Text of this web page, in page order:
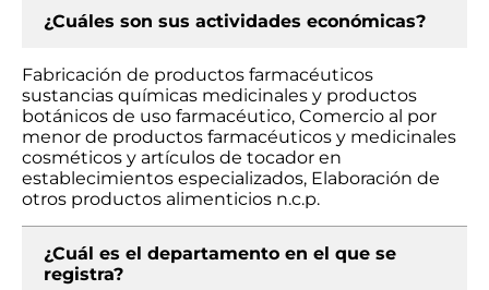
¿Cuáles son sus actividades económicas?
Fabricación de productos farmacéuticos
sustancias químicas medicinales y productos
botánicos de uso farmacéutico, Comercio al por
menor de productos farmacéuticos y medicinales
cosméticos y artículos de tocador en
establecimientos especializados, Elaboración de
otros productos alimenticios n.c.p.
¿Cuál es el departamento en el que se
registra?